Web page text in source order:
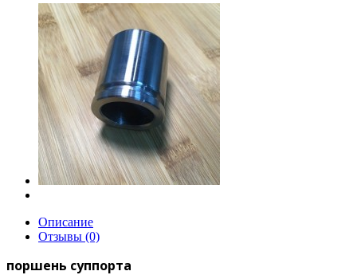
Описание
Отзывы (0)
поршень суппорта